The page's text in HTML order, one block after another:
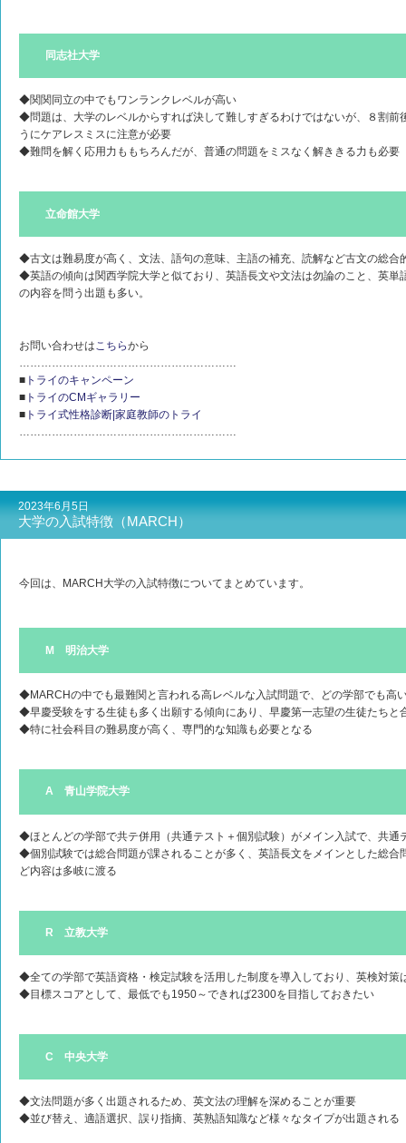
同志社大学
◆関関同立の中でもワンランクレベルが高い
◆問題は、大学のレベルからすれば決して難しすぎるわけではないが、８割前
うにケアレスミスに注意が必要
◆難問を解く応用力ももちろんだが、普通の問題をミスなく解ききる力も必要
立命館大学
◆古文は難易度が高く、文法、語句の意味、主語の補充、読解など古文の総合
◆英語の傾向は関西学院大学と似ており、英語長文や文法は勿論のこと、英単
の内容を問う出題も多い。
お問い合わせはこちらから
……………………………………………………
■ トライのキャンペーン
■ トライのCMギャラリー
■ トライ式性格診断|家庭教師のトライ
……………………………………………………
2023年6月5日
大学の入試特徴（MARCH）
今回は、MARCH大学の入試特徴についてまとめています。
M 明治大学
◆MARCHの中でも最難関と言われる高レベルな入試問題で、どの学部でも高
◆早慶受験をする生徒も多く出願する傾向にあり、早慶第一志望の生徒たちと
◆特に社会科目の難易度が高く、専門的な知識も必要となる
A 青山学院大学
◆ほとんどの学部で共テ併用（共通テスト＋個別試験）がメイン入試で、共通
◆個別試験では総合問題が課されることが多く、英語長文をメインとした総合
ど内容は多岐に渡る
R 立教大学
◆全ての学部で英語資格・検定試験を活用した制度を導入しており、英検対策
◆目標スコアとして、最低でも1950～できれば2300を目指しておきたい
C 中央大学
◆文法問題が多く出題されるため、英文法の理解を深めることが重要
◆並び替え、適語選択、誤り指摘、英熟語知識など様々なタイプが出題される